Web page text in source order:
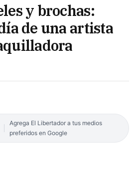
y brochas:
de una artista
Agrega El Libertador a tus medios
preferidos en Google